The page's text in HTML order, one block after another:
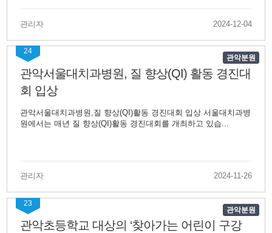
관리자 2024-12-04
24
관악분원
관악서울대치과병원, 질 향상(QI) 활동 경진대
회 입상
관악서울대치과병원,질 향상(QI)활동 경진대회 입상 서울대치과병
원에서는 매년 질 향상(QI)활동 경진대회를 개최하고 있습...
관리자 2024-11-26
23
관악분원
관악초등학교 대상의 ‘찾아가는 어린이 구강